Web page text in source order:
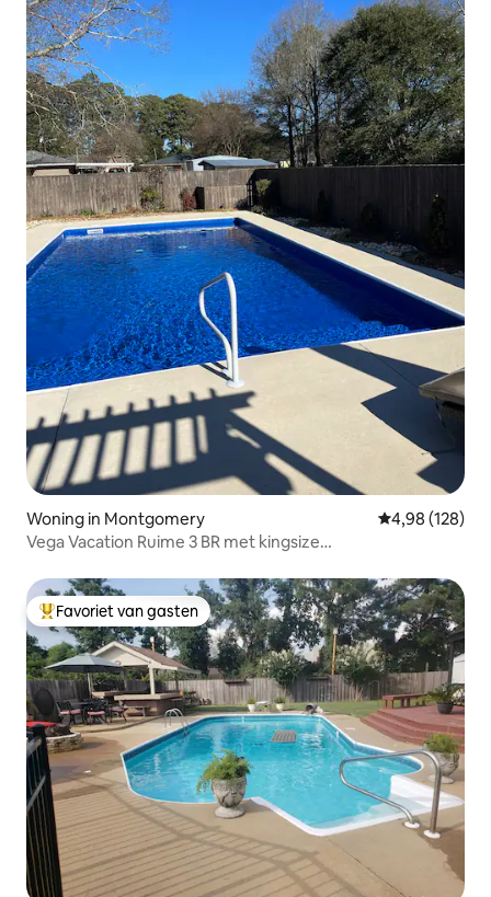
Woning in Montgomery Gemiddelde
4,98 (128)
Vega Vacation Ruime 3 BR met kingsize
Topfavoriet van gasten
Favoriet van gasten